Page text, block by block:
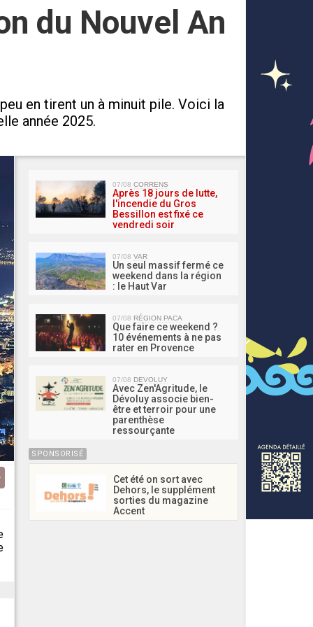
du Nouvel An
en tirent un à minuit pile. Voici la
année 2025.
07/08 CORRENS
Après 18 jours de lutte,
l'incendie du Gros
Bessillon est fixé ce
vendredi soir
07/08 VAR
Un seul massif fermé ce
weekend dans la région
: le Haut Var
07/08 RÉGION PACA
Que faire ce weekend ?
10 événements à ne pas
rater en Provence
07/08 DEVOLUY
Avec Zen'Agritude, le
Dévoluy associe bien-
être et terroir pour une
parenthèse
ressourçante
SPONSORISÉ
Cet été on sort avec
Dehors, le supplément
sorties du magazine
Accent